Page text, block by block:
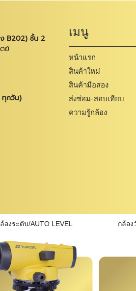
B202) ชั้น 2
ย์
กวัน)
เมนู
หน้าแรก
สินค้าใหม่
สินค้ามือสอง
ส่งซ่อม-สอบเทียบ
ความรู้กล้อง
องระดับ/AUTO LEVEL กล้อง